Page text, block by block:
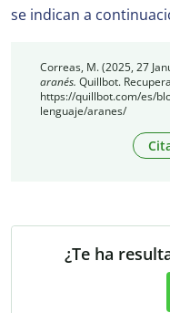
se indican a
Correas, M. (2025, 27
aranés. Quillbot.
https://quillbot.com/es/
lenguaje/aranes/
¿Te ha